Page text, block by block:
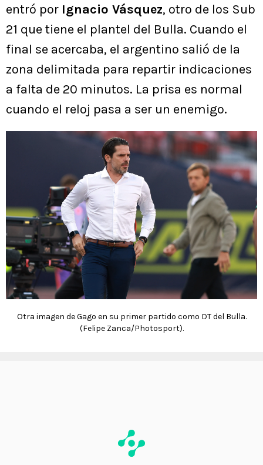
entró por Ignacio Vásquez, otro de los Sub
21 que tiene el plantel del Bulla. Cuando el
final se acercaba, el argentino salió de la
zona delimitada para repartir indicaciones
a falta de 20 minutos. La prisa es normal
cuando el reloj pasa a ser un enemigo.
Otra imagen de Gago en su primer partido como DT del Bulla.
(Felipe Zanca/Photosport).